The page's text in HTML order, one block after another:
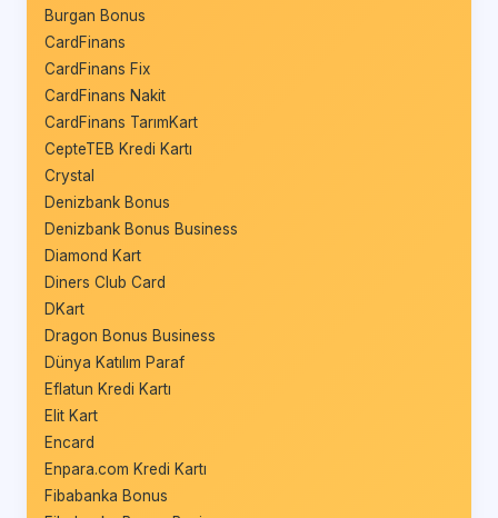
Burgan Bonus
CardFinans
CardFinans Fix
CardFinans Nakit
CardFinans TarımKart
CepteTEB Kredi Kartı
Crystal
Denizbank Bonus
Denizbank Bonus Business
Diamond Kart
Diners Club Card
DKart
Dragon Bonus Business
Dünya Katılım Paraf
Eflatun Kredi Kartı
Elit Kart
Encard
Enpara.com Kredi Kartı
Fibabanka Bonus